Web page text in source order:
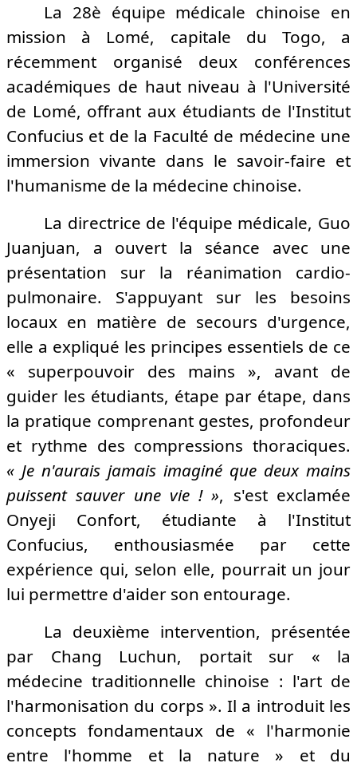
La 28è équipe médicale chinoise en
mission à Lomé, capitale du Togo, a
récemment organisé deux conférences
académiques de haut niveau à l'Université
de Lomé, offrant aux étudiants de l'Institut
Confucius et de la Faculté de médecine une
immersion vivante dans le savoir-faire et
l'humanisme de la médecine chinoise.
La directrice de l'équipe médicale, Guo
Juanjuan, a ouvert la séance avec une
présentation sur la réanimation cardio-
pulmonaire. S'appuyant sur les besoins
locaux en matière de secours d'urgence,
elle a expliqué les principes essentiels de ce
« superpouvoir des mains », avant de
guider les étudiants, étape par étape, dans
la pratique comprenant gestes, profondeur
et rythme des compressions thoraciques.
« Je n'aurais jamais imaginé que deux mains
puissent sauver une vie ! », s'est exclamée
Onyeji Confort, étudiante à l'Institut
Confucius, enthousiasmée par cette
expérience qui, selon elle, pourrait un jour
lui permettre d'aider son entourage.
La deuxième intervention, présentée
par Chang Luchun, portait sur « la
médecine traditionnelle chinoise : l'art de
l'harmonisation du corps ». Il a introduit les
concepts fondamentaux de « l'harmonie
entre l'homme et la nature » et du